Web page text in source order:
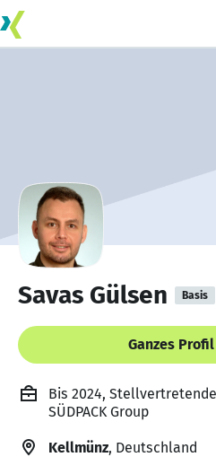
Savas Gülsen Basis
Ganzes
Bis 2024,
SÜDPACK Group
Kellmünz, Deutschland